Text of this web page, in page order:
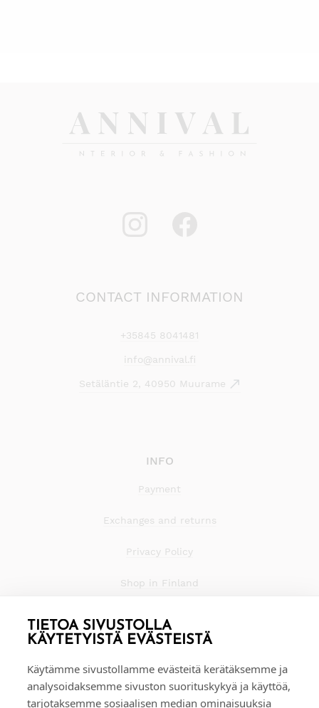
TIETOA SIVUSTOLLA
KÄYTETYISTÄ EVÄSTEISTÄ
Käytämme sivustollamme evästeitä kerätäksemme ja
analysoidaksemme sivuston suorituskykyä ja käyttöä,
tarjotaksemme sosiaalisen median ominaisuuksia
CONTACT INFORMATION
+35845 8041481
info@annival.fi
Setäläntie 2, 40950 Muurame
INFO
Payment
Exchanges and returns
Privacy Policy
Shop in Finland